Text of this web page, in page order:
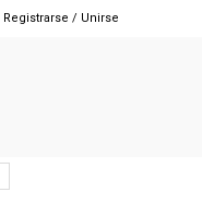
Registrarse / Unirse